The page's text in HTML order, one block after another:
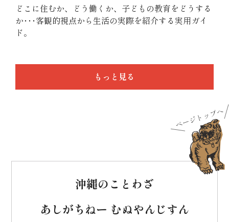
どこに住むか、どう働くか、子どもの教育をどうする
か･･･客観的視点から生活の実際を紹介する実用ガイ
ド。
もっと見る
沖縄のことわざ
あしがちねー むぬやんじすん